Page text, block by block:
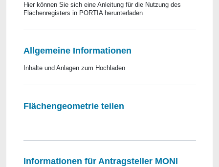
Hier können Sie sich eine Anleitung für die Nutzung des
Flächenregisters in PORTIA herunterladen
Allgemeine Informationen
Inhalte und Anlagen zum Hochladen
Flächengeometrie teilen
Informationen für Antragsteller MONI